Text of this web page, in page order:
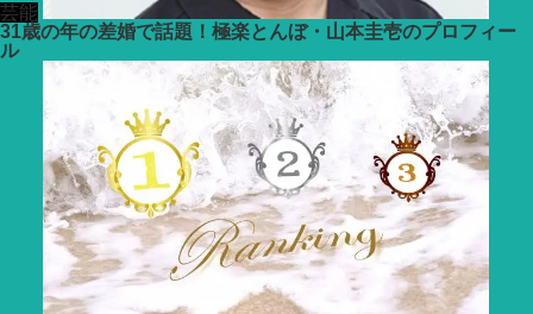
芸能
31歳の年の差婚で話題！極楽とんぼ・山本圭壱のプロフィー
ル